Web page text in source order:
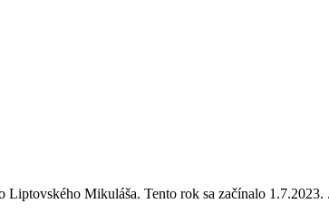
Mikuláša. Tento rok sa začínalo 1.7.2023.